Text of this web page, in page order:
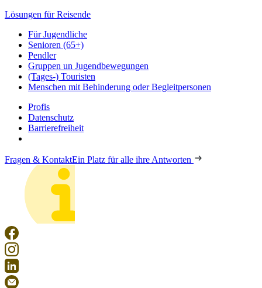
Lösungen für Reisende
Für Jugendliche
Senioren (65+)
Pendler
Gruppen un Jugendbewegungen
(Tages-) Touristen
Menschen mit Behinderung oder Begleitpersonen
Profis
Datenschutz
Barrierefreiheit
Fragen & KontaktEin Platz für alle ihre Antworten